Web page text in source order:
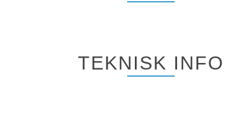
TEKNISK INFO